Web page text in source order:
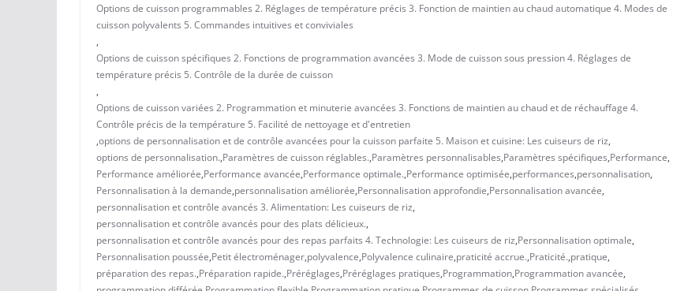
Options de cuisson programmables 2. Réglages de température précis 3. Fonction de maintien au chaud automatique 4. Modes de
cuisson polyvalents 5. Commandes intuitives et conviviales
,
Options de cuisson spécifiques 2. Fonctions de programmation avancées 3. Mode de cuisson sous pression 4. Réglages de
température précis 5. Contrôle de la durée de cuisson
,
Options de cuisson variées 2. Programmation et minuterie avancées 3. Fonctions de maintien au chaud et de réchauffage 4.
Contrôle précis de la température 5. Facilité de nettoyage et d'entretien
,options de personnalisation et de contrôle avancées pour la cuisson parfaite 5. Maison et cuisine: Les cuiseurs de riz,
options de personnalisation.,Paramètres de cuisson réglables.,Paramètres personnalisables,Paramètres spécifiques,Performance,
Performance améliorée,Performance avancée,Performance optimale.,Performance optimisée,performances,personnalisation,
Personnalisation à la demande,personnalisation améliorée,Personnalisation approfondie,Personnalisation avancée,
personnalisation et contrôle avancés 3. Alimentation: Les cuiseurs de riz,
personnalisation et contrôle avancés pour des plats délicieux.,
personnalisation et contrôle avancés pour des repas parfaits 4. Technologie: Les cuiseurs de riz,Personnalisation optimale,
Personnalisation poussée,Petit électroménager,polyvalence,Polyvalence culinaire,praticité accrue.,Praticité.,pratique,
préparation des repas.,Préparation rapide.,Préréglages,Préréglages pratiques,Programmation,Programmation avancée,